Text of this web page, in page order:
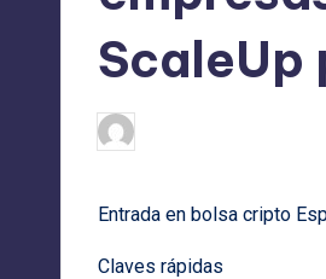
ScaleUp
Publicado
por
Entrada en bolsa cripto
Claves rápidas